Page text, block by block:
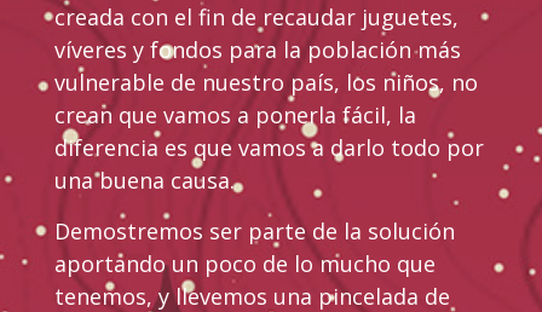
creada con el fin de recaudar juguetes,
víveres y fondos para la población más
vulnerable de nuestro país, los niños, no
crean que vamos a ponerla fácil, la
diferencia es que vamos a darlo todo por
una buena causa.
Demostremos ser parte de la solución
aportando un poco de lo mucho que
tenemos, y llevemos una pincelada de